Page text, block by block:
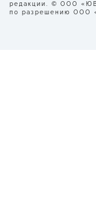
редакции. © ООО
по разрешению ООО